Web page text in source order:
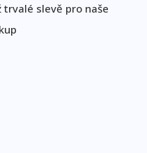
trvalé slevě pro naše